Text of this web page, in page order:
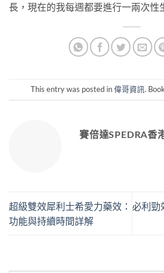
長，現在的我每週都要進行一兩次性
This entry was posted in偉哥資訊.
賽倍達SPEDRA香
超級雙效犀利士希愛力藥效：
功能與持續時間詳解
必利勁